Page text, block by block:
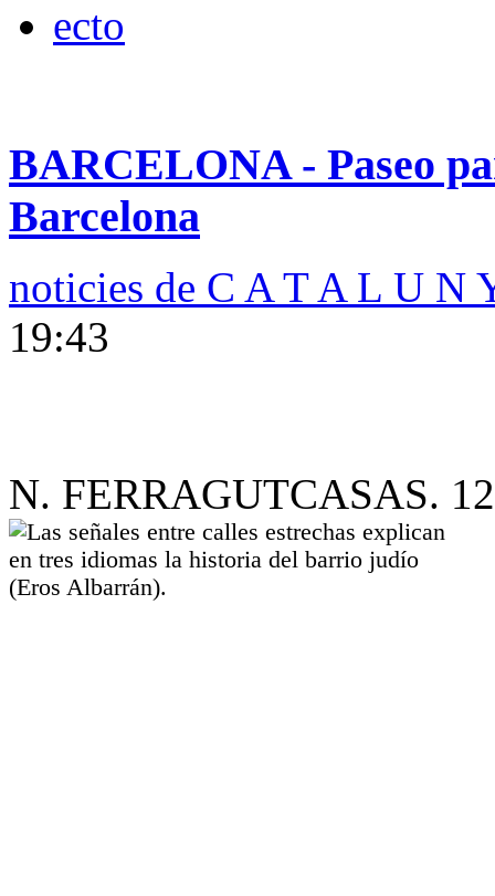
BARCELONA - Paseo
Barcelona
noticies de C A T A L U N
19:43
N. FERRAGUTCASAS.